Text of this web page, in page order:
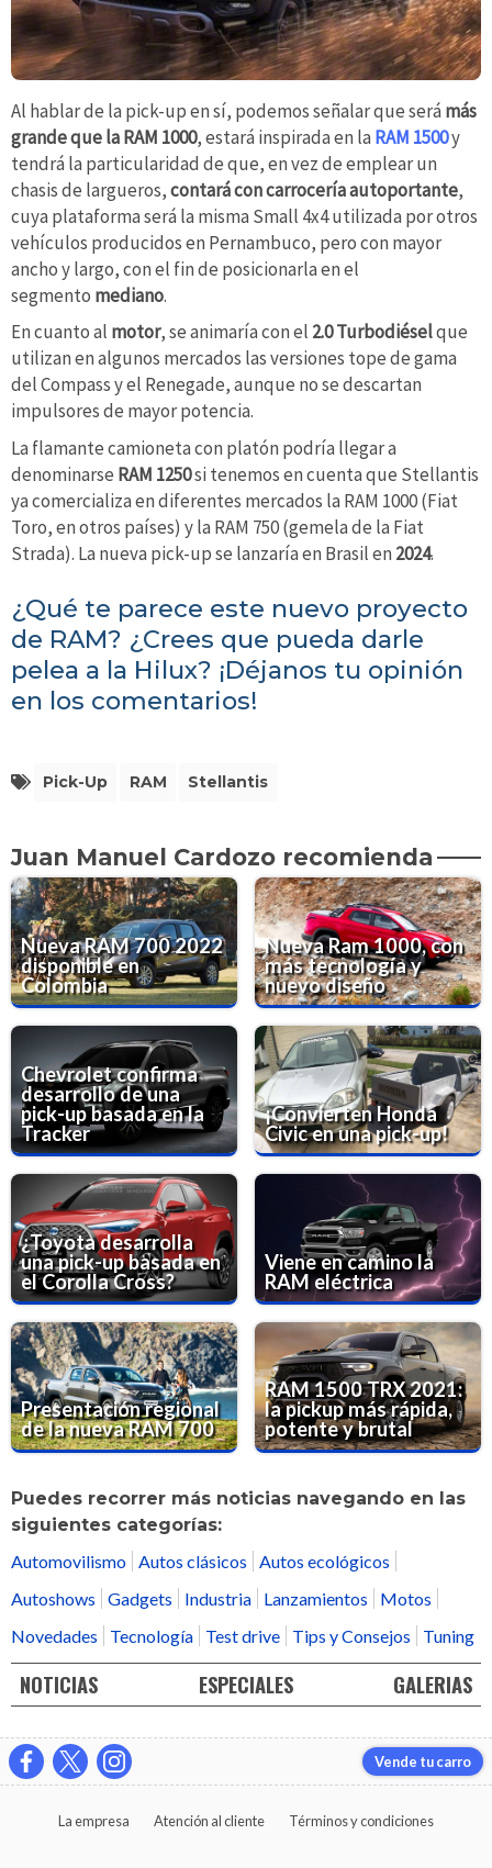
Al hablar de la pick-up en sí, podemos señalar que será más
grande que la RAM 1000, estará inspirada en la RAM 1500y
tendrá la particularidad de que, en vez de emplear un
chasis de largueros,contará con carrocería autoportante,
cuya plataforma será la misma Small 4x4 utilizada por otros
vehículos producidos en Pernambuco, pero con mayor
ancho y largo, con el fin de posicionarla en el
segmento mediano.
En cuanto al motor, se animaría con el 2.0 Turbodiéselque
utilizan en algunos mercados las versiones tope de gama
del Compass y el Renegade, aunque no se descartan
impulsores de mayor potencia.
La flamante camioneta con platón podría llegar a
denominarse RAM 1250si tenemos en cuenta que Stellantis
ya comercializa en diferentes mercados la RAM 1000 (Fiat
Toro, en otros países) y la RAM 750 (gemela de la Fiat
Strada). La nueva pick-up se lanzaría en Brasil en 2024.
¿Qué te parece este nuevo proyecto
de RAM? ¿Crees que pueda darle
pelea a la Hilux? ¡Déjanos tu opinión
en los comentarios!
Pick-Up RAM Stellantis
Juan Manuel Cardozo recomienda
Nueva RAM 700 2022
disponible en
Colombia
Nueva Ram 1000, con
más tecnología y
nuevo diseño
Chevrolet confirma
desarrollo de una
pick-up basada en la
Tracker
¡Convierten Honda
Civic en una pick-up!
¿Toyota desarrolla
una pick-up basada en
el Corolla Cross?
Viene en camino la
RAM eléctrica
Presentación regional
de la nueva RAM 700
RAM 1500 TRX 2021:
la pickup más rápida,
potente y brutal
Puedes recorrer más noticias navegando en las
siguientes categorías:
Automovilismo
Autos clásicos
Autos ecológicos
Autoshows
Gadgets Industria Lanzamientos
Motos
Novedades
Tecnología Test drive Tips y Consejos Tuning
NOTICIAS ESPECIALES GALERIAS
Vende tu carro
La empresa Atención al cliente Términos y condiciones